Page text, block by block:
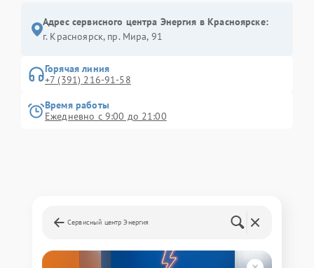
Адрес сервисного центра Энергия в Красноярске:
г. Красноярск, ​пр. Мира, 91
Горячая линия
+7 (391) 216-91-58
Время работы
Ежедневно с 9:00 до 21:00
Сервисный центр Энергия